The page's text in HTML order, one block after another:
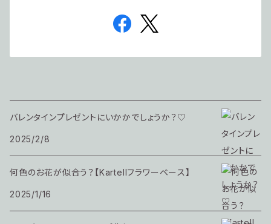
バレンタインプレゼントにいかかでしょうか？♡
2025/2/8
何色のお花が似合う？【Kartellフラワーベース】
2025/1/16